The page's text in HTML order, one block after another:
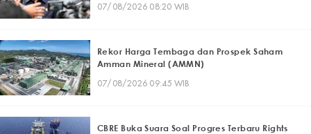
07/08/2026 08:20 WIB
Rekor Harga Tembaga dan Prospek Saham
Amman Mineral (AMMN)
07/08/2026 09:45 WIB
CBRE Buka Suara Soal Progres Terbaru Rights